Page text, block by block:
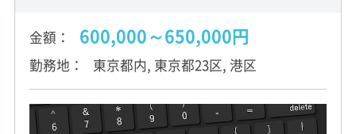
金額 600,000～650,000円
勤務地 東京都内, 東京都23区, 港区